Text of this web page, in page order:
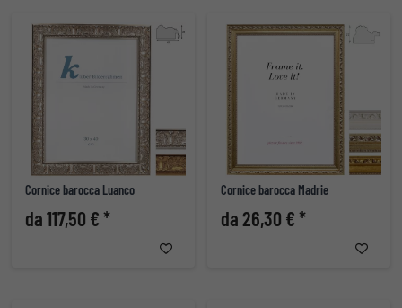
Cornice barocca Luanco
da 117,50 € *
Cornice barocca Madrie
da 26,30 € *